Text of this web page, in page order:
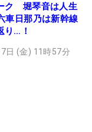
ク 堀琴音は人生
車日那乃は新幹線
り…！
日 (金) 11時57分